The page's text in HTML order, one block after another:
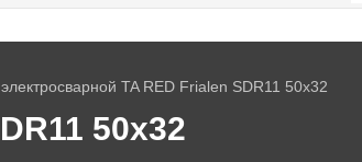
TA RED Frialen SDR11 50х32
50х32